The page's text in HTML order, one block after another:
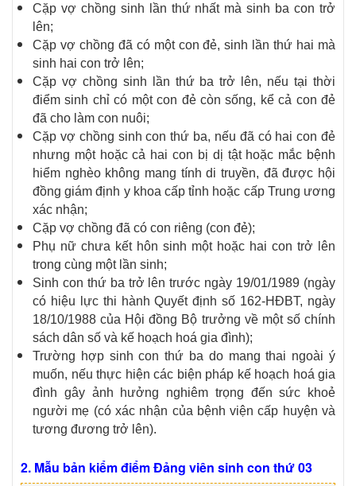
Cặp vợ chồng sinh lần thứ nhất mà sinh ba con trở
lên;
Cặp vợ chồng đã có một con đẻ, sinh lần thứ hai mà
sinh hai con trở lên;
Cặp vợ chồng sinh lần thứ ba trở lên, nếu tại thời
điểm sinh chỉ có một con đẻ còn sống, kể cả con đẻ
đã cho làm con nuôi;
Cặp vợ chồng sinh con thứ ba, nếu đã có hai con đẻ
nhưng một hoặc cả hai con bị dị tật hoặc mắc bệnh
hiểm nghèo không mang tính di truyền, đã được hội
đồng giám định y khoa cấp tỉnh hoặc cấp Trung ương
xác nhận;
Cặp vợ chồng đã có con riêng (con đẻ);
Phụ nữ chưa kết hôn sinh một hoặc hai con trở lên
trong cùng một lần sinh;
Sinh con thứ ba trở lên trước ngày 19/01/1989 (ngày
có hiệu lực thi hành Quyết định số 162-HĐBT, ngày
18/10/1988 của Hội đồng Bộ trưởng về một số chính
sách dân số và kế hoạch hoá gia đình);
Trường hợp sinh con thứ ba do mang thai ngoài ý
muốn, nếu thực hiện các biện pháp kế hoạch hoá gia
đình gây ảnh hưởng nghiêm trọng đến sức khoẻ
người mẹ (có xác nhận của bệnh viện cấp huyện và
tương đương trở lên).
2. Mẫu bản kiểm điểm Đảng viên sinh con thứ 03